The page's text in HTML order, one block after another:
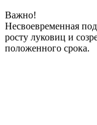
Важно!
Несвоевременная
росту луковиц и
положенного срока.